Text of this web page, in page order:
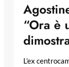
“Ora è
L’ex